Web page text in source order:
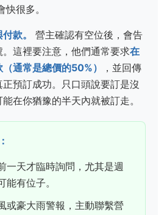
很多。
款。
營主確認有空位後，會告
這裡要注意，他們通常要求在
通常是總價的50%）
，並回傳
預訂成功。只口頭說要訂是沒
在你猶豫的半天內就被訂走。
一天才臨時詢問，尤其是週
能有位子。
或豪大雨警報，主動聯繫營